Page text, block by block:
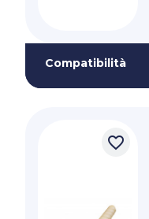
Compatibilità
favorite_border